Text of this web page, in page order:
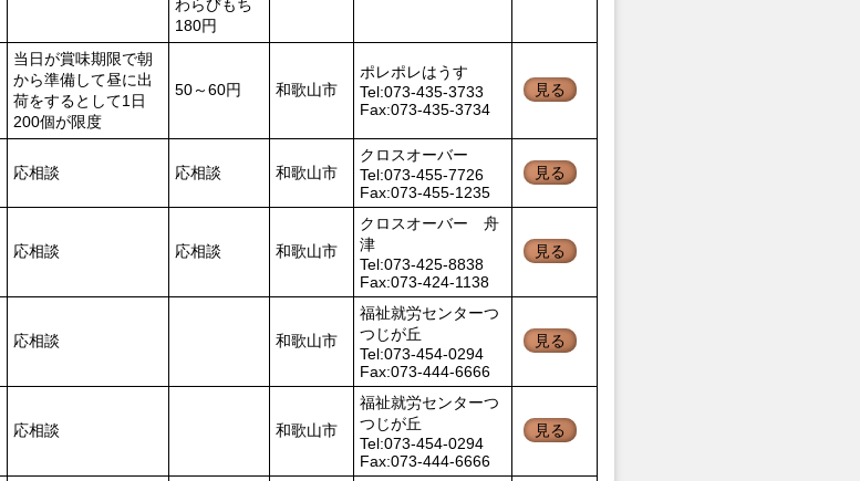
わらびもち
180円
当日が賞味期限で朝
から準備して昼に出
荷をするとして1日
200個が限度
50～60円 和歌山市
ポレポレはうす
Tel:073-435-3733
Fax:073-435-3734
見る
応相談 応相談 和歌山市
クロスオーバー
Tel:073-455-7726
Fax:073-455-1235
見る
応相談 応相談 和歌山市
クロスオーバー 舟
津
Tel:073-425-8838
Fax:073-424-1138
見る
応相談 和歌山市
福祉就労センターつ
つじが丘
Tel:073-454-0294
Fax:073-444-6666
見る
応相談 和歌山市
福祉就労センターつ
つじが丘
Tel:073-454-0294
Fax:073-444-6666
見る